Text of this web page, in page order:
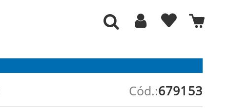
679153
Cód.: